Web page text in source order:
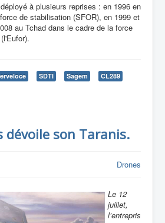
à plusieurs reprises : en 1996 en
de stabilisation (SFOR), en 1999 et
au Tchad dans le cadre de la force
SDTI Sagem
CL289
dévoile son Taranis.
Drones
Le 12
juillet,
l’entrepris